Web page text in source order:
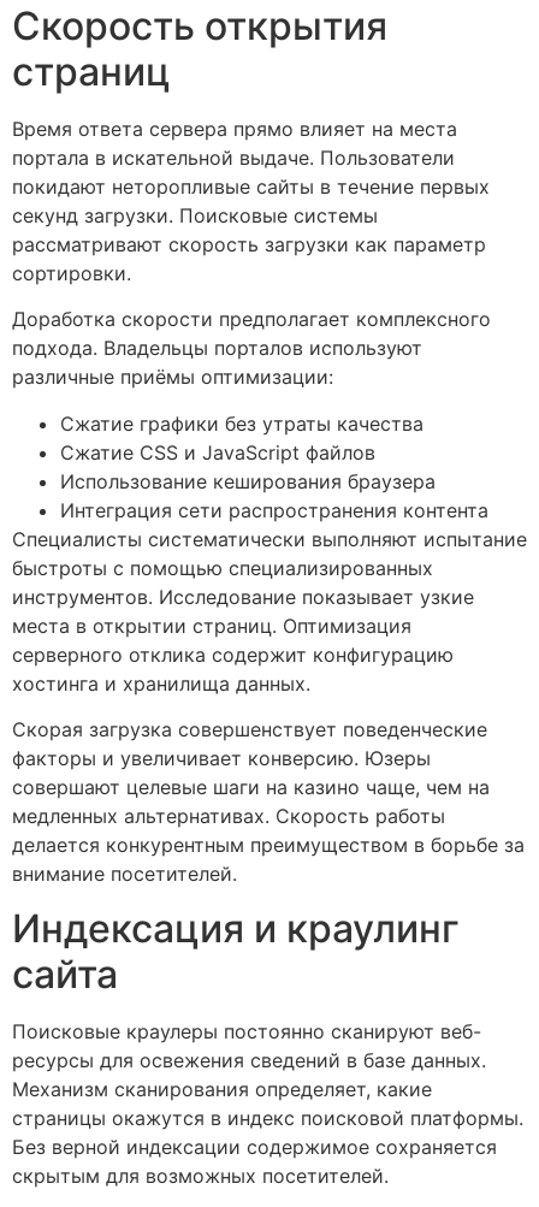
Скорость открытия
страниц
Время ответа сервера прямо влияет на места
портала в искательной выдаче. Пользователи
покидают неторопливые сайты в течение первых
секунд загрузки. Поисковые системы
рассматривают скорость загрузки как параметр
сортировки.
Доработка скорости предполагает комплексного
подхода. Владельцы порталов используют
различные приёмы оптимизации:
Сжатие графики без утраты качества
Сжатие CSS и JavaScript файлов
Использование кеширования браузера
Интеграция сети распространения контента
Специалисты систематически выполняют испытание
быстроты с помощью специализированных
инструментов. Исследование показывает узкие
места в открытии страниц. Оптимизация
серверного отклика содержит конфигурацию
хостинга и хранилища данных.
Скорая загрузка совершенствует поведенческие
факторы и увеличивает конверсию. Юзеры
совершают целевые шаги на казино чаще, чем на
медленных альтернативах. Скорость работы
делается конкурентным преимуществом в борьбе за
внимание посетителей.
Индексация и краулинг
сайта
Поисковые краулеры постоянно сканируют веб-
ресурсы для освежения сведений в базе данных.
Механизм сканирования определяет, какие
страницы окажутся в индекс поисковой платформы.
Без верной индексации содержимое сохраняется
скрытым для возможных посетителей.